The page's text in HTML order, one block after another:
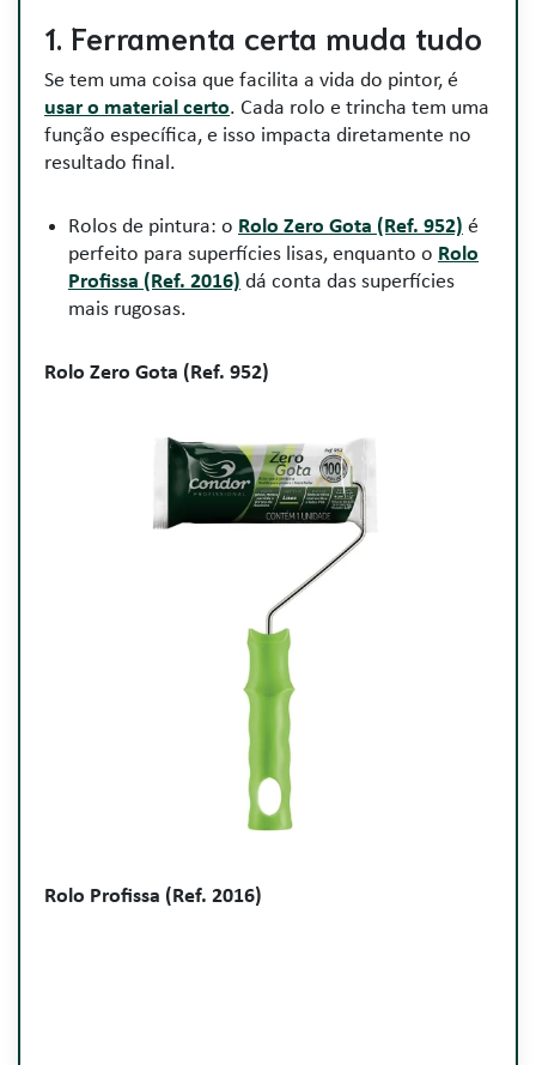
1. Ferramenta certa muda tudo
Se tem uma coisa que facilita a vida do pintor, é
usar o material certo. Cada rolo e trincha tem uma
função específica, e isso impacta diretamente no
resultado final.
Rolos de pintura: o Rolo Zero Gota (Ref. 952) é
perfeito para superfícies lisas, enquanto o Rolo
Profissa (Ref. 2016) dá conta das superfícies
mais rugosas.
Rolo Zero Gota (Ref. 952)
Rolo Profissa (Ref. 2016)